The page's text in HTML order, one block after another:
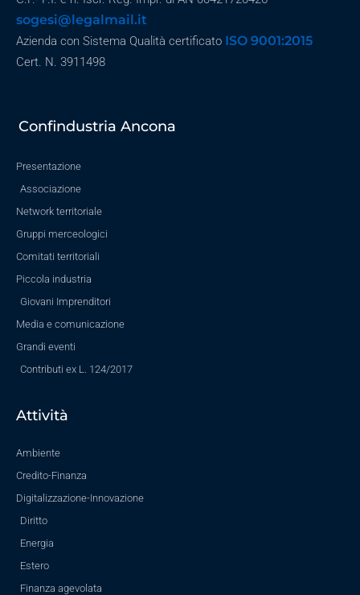
sogesi@legalmail.it
Azienda con Sistema Qualità certificato ISO 9001:2015
Cert. N. 3911498
Confindustria Ancona
Presentazione
Associazione
Network territoriale
Gruppi merceologici
Comitati territoriali
Piccola industria
Giovani Imprenditori
Media e comunicazione
Grandi eventi
Contributi ex L. 124/2017
Attività
Ambiente
Credito-Finanza
Digitalizzazione-Innovazione
Diritto
Energia
Estero
Finanza agevolata